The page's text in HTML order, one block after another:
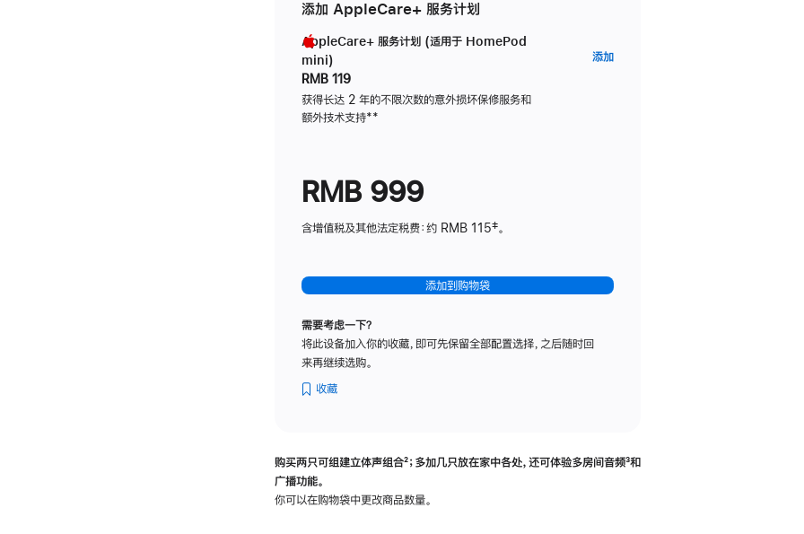
添加 AppleCare+ 服务计划
AppleCare+ 服务计划 (适用于 HomePod
mini)
RMB 119
获得长达 2 年的不限次数的意外损坏保修服务和
额外技术支持脚
**
添加AppleCare+
RMB 999
含增值税及其他法定税费：约 RMB 115‡。
添加到购物袋
需要考虑一下？
将此设备加入你的收藏，即可先保留全部配置选择，之后随时回
来再继续选购。
收藏
购买两只可组建立体声组合脚
²；多加几只放在家中各处，还可体验多‍房‍间音频脚
³和
广播功能。
你可以在购物袋中更改商品数量。